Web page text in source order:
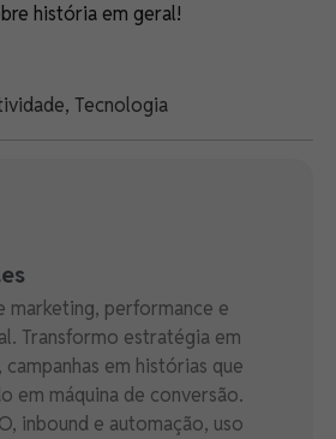
história em geral!
, Tecnologia
marketing, performance e
Transformo estratégia em
em histórias que
em máquina de conversão.
inbound e automação, uso